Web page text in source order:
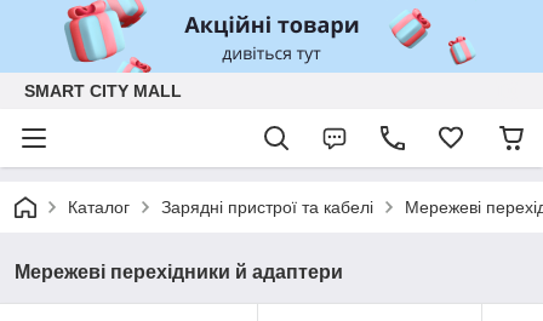
SMART CITY MALL
Каталог Зарядні пристрої та кабелі Мережеві
Мережеві перехідники й адаптери